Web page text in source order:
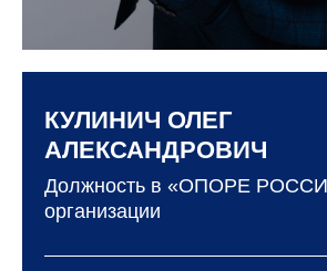
КУЛИНИЧ ОЛЕГ
АЛЕКСАНДРОВИЧ
Должность в «ОПОРЕ
организации